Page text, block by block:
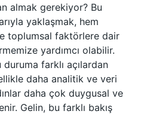
almak gerekiyor? Bu
yaklaşmak, hem
toplumsal faktörlere dair
yardımcı olabilir.
farklı açılardan
daha analitik ve veri
daha çok duygusal ve
Gelin, bu farklı bakış